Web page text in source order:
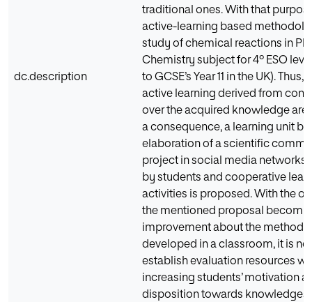
dc.description
traditional ones. With that
active-learning based
study of chemical reactions in
Chemistry subject for 4º ESO
to GCSE’s Year 11 in the UK).
active learning derived from
over the acquired knowledge are
a consequence, a learning unit
elaboration of a scientific
project in social media networks
by students and cooperative
activities is proposed. With the
the mentioned proposal
improvement about the
developed in a classroom, it is
establish evaluation resources
increasing students’ motivation
disposition towards knowledges